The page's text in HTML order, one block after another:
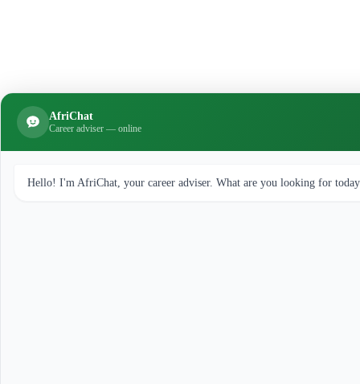
AfriChat
Career adviser — online
Hello! I'm AfriChat, your career adviser. What are you looking for